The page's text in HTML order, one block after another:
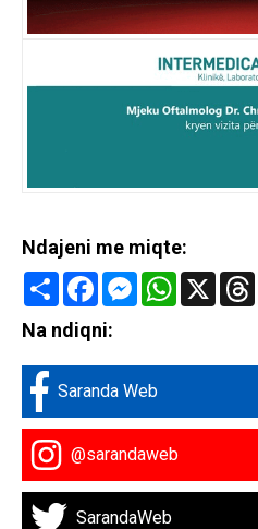
Ndajeni me miqte:
Share FacebookMessenger
WhatsApp
X
Na ndiqni:
Saranda Web
@sarandaweb
SarandaWeb